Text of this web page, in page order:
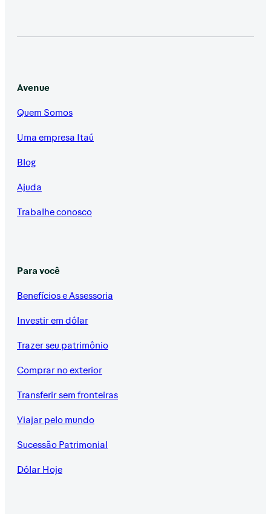
Avenue
Quem Somos
Uma empresa Itaú
Blog
Ajuda
Trabalhe conosco
Para você
Benefícios e Assessoria
Investir em dólar
Trazer seu patrimônio
Comprar no exterior
Transferir sem fronteiras
Viajar pelo mundo
Sucessão Patrimonial
Dólar Hoje